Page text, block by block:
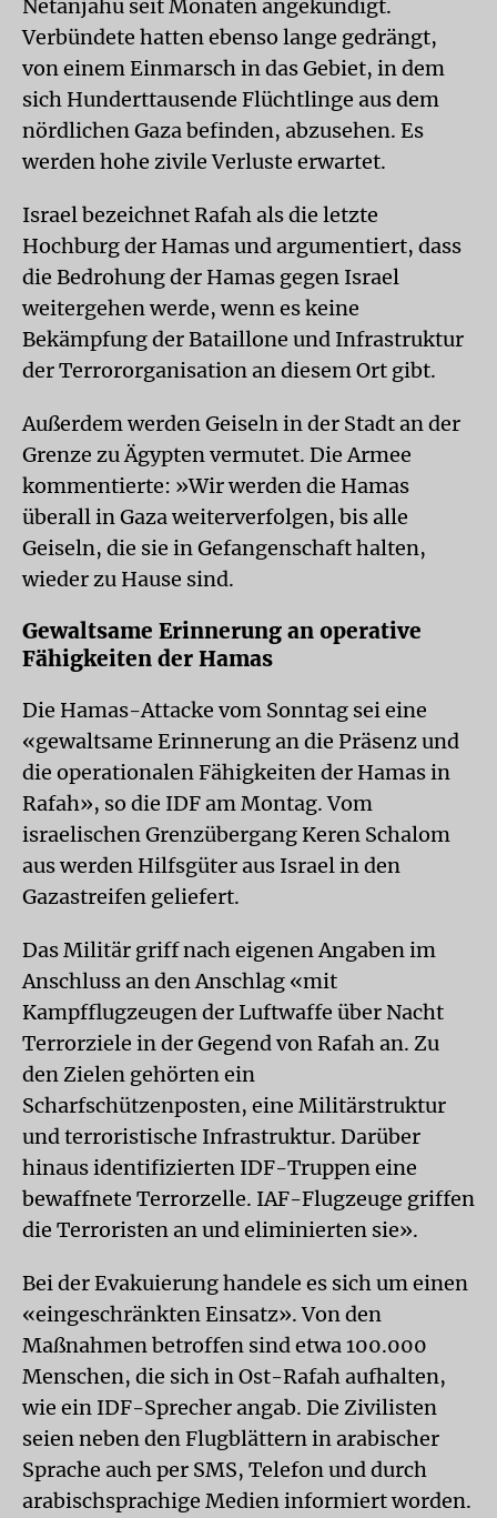
Netanjahu seit Monaten angekündigt.
Verbündete hatten ebenso lange gedrängt,
von einem Einmarsch in das Gebiet, in dem
sich Hunderttausende Flüchtlinge aus dem
nördlichen Gaza befinden, abzusehen. Es
werden hohe zivile Verluste erwartet.
Israel bezeichnet Rafah als die letzte
Hochburg der Hamas und argumentiert, dass
die Bedrohung der Hamas gegen Israel
weitergehen werde, wenn es keine
Bekämpfung der Bataillone und Infrastruktur
der Terrororganisation an diesem Ort gibt.
Außerdem werden Geiseln in der Stadt an der
Grenze zu Ägypten vermutet. Die Armee
kommentierte: »Wir werden die Hamas
überall in Gaza weiterverfolgen, bis alle
Geiseln, die sie in Gefangenschaft halten,
wieder zu Hause sind.
Gewaltsame Erinnerung an operative
Fähigkeiten der Hamas
Die Hamas-Attacke vom Sonntag sei eine
«gewaltsame Erinnerung an die Präsenz und
die operationalen Fähigkeiten der Hamas in
Rafah», so die IDF am Montag. Vom
israelischen Grenzübergang Keren Schalom
aus werden Hilfsgüter aus Israel in den
Gazastreifen geliefert.
Das Militär griff nach eigenen Angaben im
Anschluss an den Anschlag «mit
Kampfflugzeugen der Luftwaffe über Nacht
Terrorziele in der Gegend von Rafah an. Zu
den Zielen gehörten ein
Scharfschützenposten, eine Militärstruktur
und terroristische Infrastruktur. Darüber
hinaus identifizierten IDF-Truppen eine
bewaffnete Terrorzelle. IAF-Flugzeuge griffen
die Terroristen an und eliminierten sie».
Bei der Evakuierung handele es sich um einen
«eingeschränkten Einsatz». Von den
Maßnahmen betroffen sind etwa 100.000
Menschen, die sich in Ost-Rafah aufhalten,
wie ein IDF-Sprecher angab. Die Zivilisten
seien neben den Flugblättern in arabischer
Sprache auch per SMS, Telefon und durch
arabischsprachige Medien informiert worden.